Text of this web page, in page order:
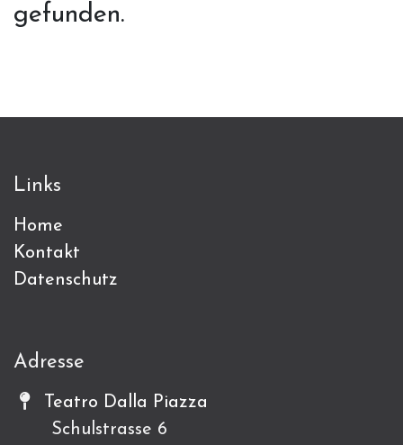
gefunden.
Links
Home
Kontakt
Datenschutz
Adresse
Teatro Dalla Piazza
Schulstrasse 6